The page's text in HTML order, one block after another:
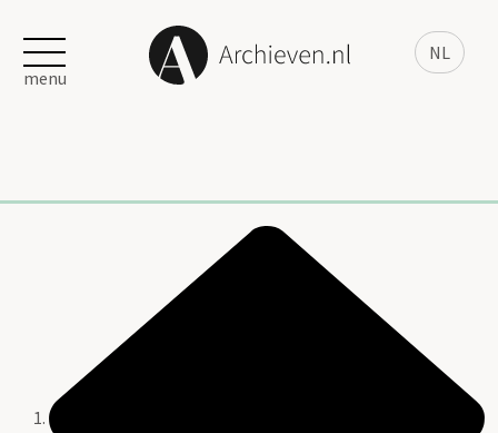
NL
menu